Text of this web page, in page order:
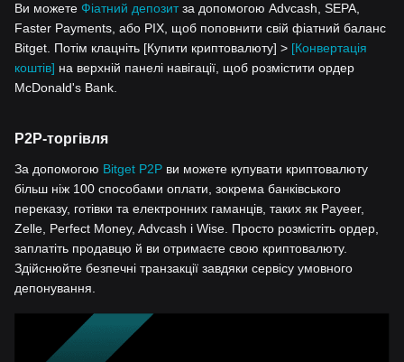
Ви можете Фіатний депозитза допомогою Advcash, SEPA,
Faster Payments, або PIX, щоб поповнити свій фіатний баланс
Bitget. Потім клацніть [Купити криптовалюту] > [Конвертація
коштів] на верхній панелі навігації, щоб розмістити ордер
McDonald's Bank.
P2P-торгівля
За допомогою Bitget P2P ви можете купувати криптовалюту
більш ніж 100 способами оплати, зокрема банківського
переказу, готівки та електронних гаманців, таких як Payeer,
Zelle, Perfect Money, Advcash і Wise. Просто розмістіть ордер,
заплатіть продавцю й ви отримаєте свою криптовалюту.
Здійснюйте безпечні транзакції завдяки сервісу умовного
депонування.